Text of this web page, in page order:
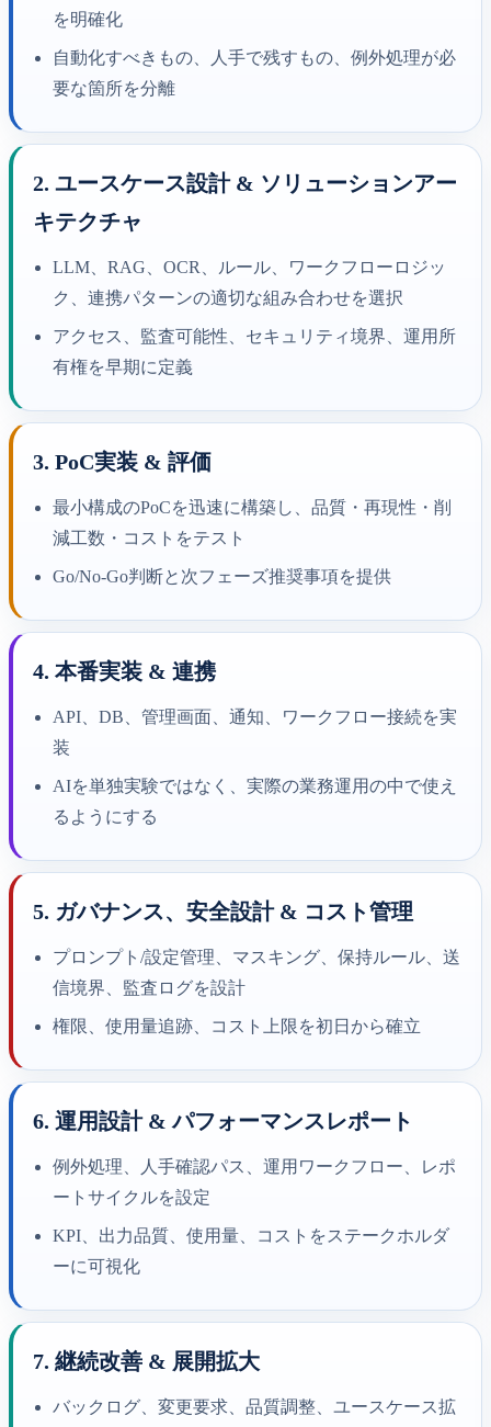
を明確化
自動化すべきもの、人手で残すもの、例外処理が必
要な箇所を分離
2. ユースケース設計 & ソリューションアー
キテクチャ
LLM、RAG、OCR、ルール、ワークフローロジッ
ク、連携パターンの適切な組み合わせを選択
アクセス、監査可能性、セキュリティ境界、運用所
有権を早期に定義
3. PoC実装 & 評価
最小構成のPoCを迅速に構築し、品質・再現性・削
減工数・コストをテスト
Go/No-Go判断と次フェーズ推奨事項を提供
4. 本番実装 & 連携
API、DB、管理画面、通知、ワークフロー接続を実
装
AIを単独実験ではなく、実際の業務運用の中で使え
るようにする
5. ガバナンス、安全設計 & コスト管理
プロンプト/設定管理、マスキング、保持ルール、送
信境界、監査ログを設計
権限、使用量追跡、コスト上限を初日から確立
6. 運用設計 & パフォーマンスレポート
例外処理、人手確認パス、運用ワークフロー、レポ
ートサイクルを設定
KPI、出力品質、使用量、コストをステークホルダ
ーに可視化
7. 継続改善 & 展開拡大
バックログ、変更要求、品質調整、ユースケース拡